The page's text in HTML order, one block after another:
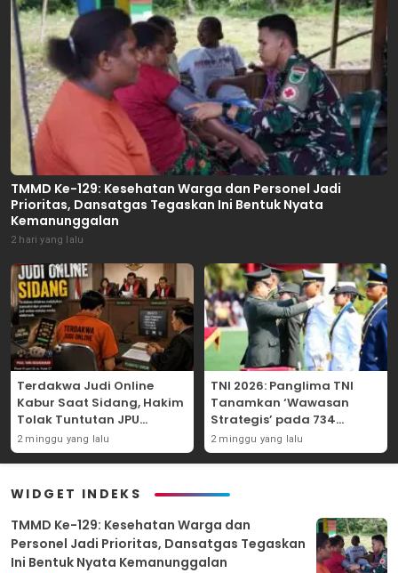
TMMD Ke-129: Kesehatan Warga dan Personel Jadi
Prioritas, Dansatgas Tegaskan Ini Bentuk Nyata
Kemanunggalan
2 hari yang lalu
Terdakwa Judi Online
Kabur Saat Sidang, Hakim
Tolak Tuntutan JPU
Tanjung Perak karena
Gagal Hadirkan Hartono
2 minggu yang lalu
TNI 2026: Panglima TNI
Tanamkan ‘Wawasan
Strategis’ pada 734
Perwira Baru, Tekankan
Netralitas dan Integritas
2 minggu yang lalu
WIDGET INDEKS
TMMD Ke-129: Kesehatan Warga dan
Personel Jadi Prioritas, Dansatgas Tegaskan
Ini Bentuk Nyata Kemanunggalan